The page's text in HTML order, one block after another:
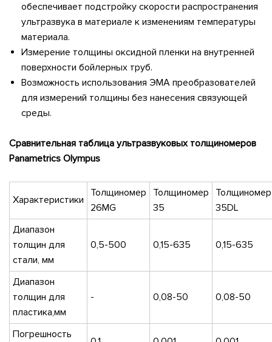
обеспечивает подстройку скорости распространения
ультразвука в материале к изменениям температуры
материала.
Измерение толщины оксидной пленки на внутренней
поверхности бойлерных труб.
Возможность использования ЭМА преобразователей
для измерений толщины без нанесения связующей
среды.
Сравнительная таблица ультразвуковых толщиномеров
Panametrics Olympus
Характеристики
Толщиномер
26MG
Толщиномер
35
Толщиномер
35DL
Диапазон
толщин для
стали, мм
0,5-500 0,15-635 0,15-635
Диапазон
толщин для
пластика,мм
- 0,08-50 0,08-50
Погрешность